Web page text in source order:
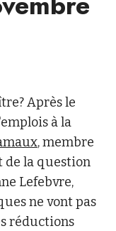
Après le
à la
, membre
de la question
Lefebvre,
ne vont pas
réductions